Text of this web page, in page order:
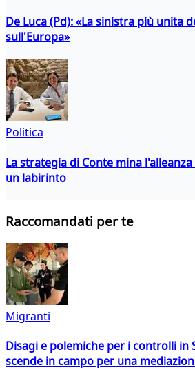
De Luca (Pd): «La sinistra più unita
sull'Europa»
Politica
La strategia di Conte mina
un labirinto
Raccomandati per te
Migranti
Disagi e polemiche per i controlli in
scende in campo per una